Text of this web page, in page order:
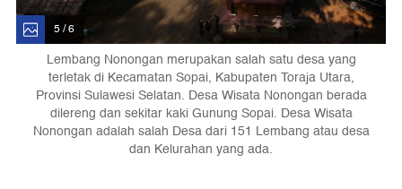
5 / 6
Lembang Nonongan merupakan salah satu desa yang
terletak di Kecamatan Sopai, Kabupaten Toraja Utara,
Provinsi Sulawesi Selatan. Desa Wisata Nonongan berada
dilereng dan sekitar kaki Gunung Sopai. Desa Wisata
Nonongan adalah salah Desa dari 151 Lembang atau desa
dan Kelurahan yang ada.